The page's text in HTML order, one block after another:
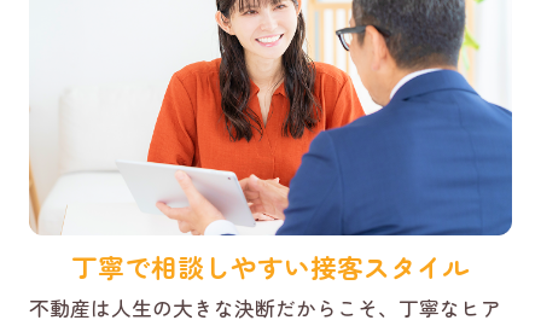
丁寧で相談しやすい接客スタイル
不動産は人生の大きな決断だからこそ、丁寧なヒア